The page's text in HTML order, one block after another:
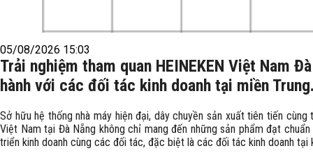
05/08/2026 15:03
Trải nghiệm tham quan HEINEKEN Việt Nam
hành với các đối tác kinh doanh tại miền
Sở hữu hệ thống nhà máy hiện đại, dây chuyền sản xuất tiên tiến
Việt Nam tại Đà Nẵng không chỉ mang đến những sản phẩm đạt
triển kinh doanh cùng các đối tác, đặc biệt là các đối tác kinh doanh tại